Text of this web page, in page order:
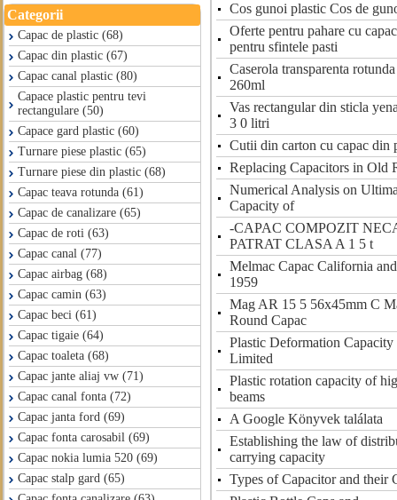
Categorii
Capac de plastic (68)
Capac din plastic (67)
Capac canal plastic (80)
Capace plastic pentru tevi
rectangulare (50)
Capace gard plastic (60)
Turnare piese plastic (65)
Turnare piese din plastic (68)
Capac teava rotunda (61)
Capac de canalizare (65)
Capac de roti (63)
Capac canal (77)
Capac airbag (68)
Capac camin (63)
Capac beci (61)
Capac tigaie (64)
Capac toaleta (68)
Capac jante aliaj vw (71)
Capac canal fonta (72)
Capac janta ford (69)
Capac fonta carosabil (69)
Capac nokia lumia 520 (69)
Capac stalp gard (65)
Cos gunoi plastic Cos de
Oferte pentru pahare cu
pentru sfintele pasti
Caserola transparenta
260ml
Vas rectangular din sticla
3 0 litri
Cutii din carton cu capac din
Replacing Capacitors in Old
Numerical Analysis on
Capacity of
-CAPAC COMPOZIT
PATRAT CLASA A 1 5 t
Melmac Capac California
1959
Mag AR 15 5 56x45mm C
Round Capac
Plastic Deformation
Limited
Plastic rotation capacity of
beams
A Google Könyvek találata
Establishing the law of
carrying capacity
Types of Capacitor and their